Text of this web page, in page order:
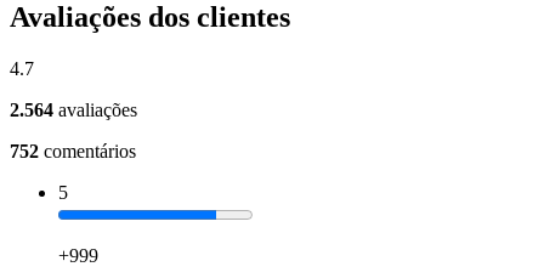
Avaliações dos clientes
4.7
2.564 avaliações
752 comentários
5
+999